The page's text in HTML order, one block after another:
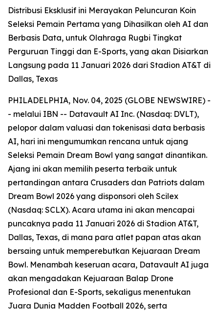
Distribusi Eksklusif ini Merayakan Peluncuran Koin
Seleksi Pemain Pertama yang Dihasilkan oleh AI dan
Berbasis Data, untuk Olahraga Rugbi Tingkat
Perguruan Tinggi dan E-Sports, yang akan Disiarkan
Langsung pada 11 Januari 2026 dari Stadion AT&T di
Dallas, Texas
PHILADELPHIA, Nov. 04, 2025 (GLOBE NEWSWIRE) -
- melalui IBN -- Datavault AI Inc. (Nasdaq: DVLT),
pelopor dalam valuasi dan tokenisasi data berbasis
AI, hari ini mengumumkan rencana untuk ajang
Seleksi Pemain Dream Bowl yang sangat dinantikan.
Ajang ini akan memilih peserta terbaik untuk
pertandingan antara Crusaders dan Patriots dalam
Dream Bowl 2026 yang disponsori oleh Scilex
(Nasdaq: SCLX). Acara utama ini akan mencapai
puncaknya pada 11 Januari 2026 di Stadion AT&T,
Dallas, Texas, di mana para atlet papan atas akan
bersaing untuk memperebutkan Kejuaraan Dream
Bowl. Menambah keseruan acara, Datavault AI juga
akan mengadakan Kejuaraan Balap Drone
Profesional dan E-Sports, sekaligus menentukan
Juara Dunia Madden Football 2026, serta